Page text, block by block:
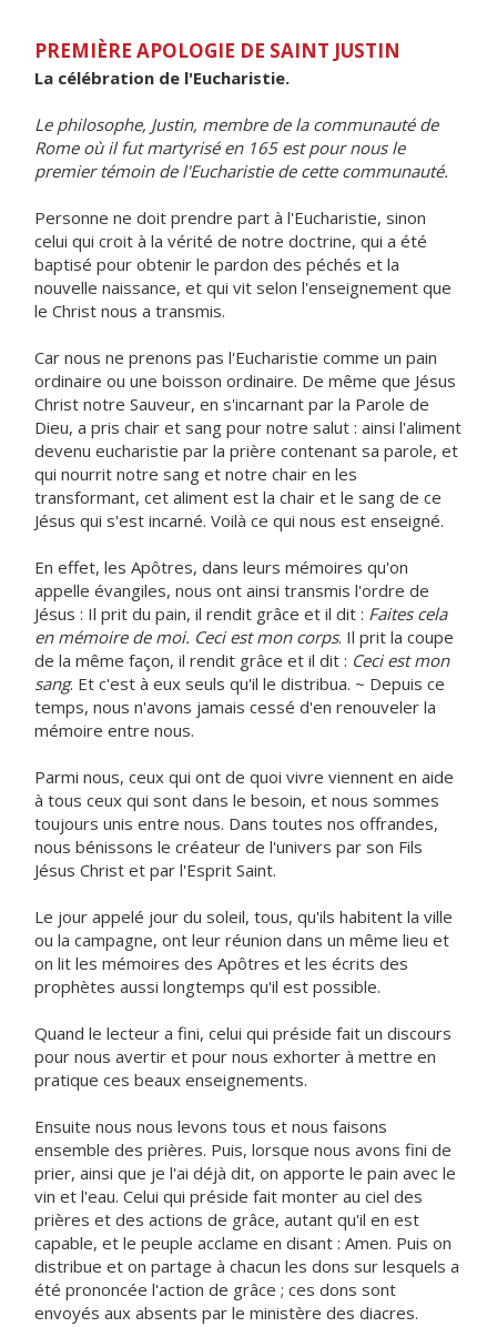
PREMIÈRE APOLOGIE DE SAINT JUSTIN
La célébration de l'Eucharistie.
Le philosophe, Justin, membre de la communauté de
Rome où il fut martyrisé en 165 est pour nous le
premier témoin de l'Eucharistie de cette communauté.
Personne ne doit prendre part à l'Eucharistie, sinon
celui qui croit à la vérité de notre doctrine, qui a été
baptisé pour obtenir le pardon des péchés et la
nouvelle naissance, et qui vit selon l'enseignement que
le Christ nous a transmis.
Car nous ne prenons pas l'Eucharistie comme un pain
ordinaire ou une boisson ordinaire. De même que Jésus
Christ notre Sauveur, en s'incarnant par la Parole de
Dieu, a pris chair et sang pour notre salut : ainsi l'aliment
devenu eucharistie par la prière contenant sa parole, et
qui nourrit notre sang et notre chair en les
transformant, cet aliment est la chair et le sang de ce
Jésus qui s'est incarné. Voilà ce qui nous est enseigné.
En effet, les Apôtres, dans leurs mémoires qu'on
appelle évangiles, nous ont ainsi transmis l'ordre de
Jésus : Il prit du pain, il rendit grâce et il dit : Faites cela
en mémoire de moi. Ceci est mon corps. Il prit la coupe
de la même façon, il rendit grâce et il dit : Ceci est mon
sang. Et c'est à eux seuls qu'il le distribua. ~ Depuis ce
temps, nous n'avons jamais cessé d'en renouveler la
mémoire entre nous.
Parmi nous, ceux qui ont de quoi vivre viennent en aide
à tous ceux qui sont dans le besoin, et nous sommes
toujours unis entre nous. Dans toutes nos offrandes,
nous bénissons le créateur de l'univers par son Fils
Jésus Christ et par l'Esprit Saint.
Le jour appelé jour du soleil, tous, qu'ils habitent la ville
ou la campagne, ont leur réunion dans un même lieu et
on lit les mémoires des Apôtres et les écrits des
prophètes aussi longtemps qu'il est possible.
Quand le lecteur a fini, celui qui préside fait un discours
pour nous avertir et pour nous exhorter à mettre en
pratique ces beaux enseignements.
Ensuite nous nous levons tous et nous faisons
ensemble des prières. Puis, lorsque nous avons fini de
prier, ainsi que je l'ai déjà dit, on apporte le pain avec le
vin et l'eau. Celui qui préside fait monter au ciel des
prières et des actions de grâce, autant qu'il en est
capable, et le peuple acclame en disant : Amen. Puis on
distribue et on partage à chacun les dons sur lesquels a
été prononcée l'action de grâce ; ces dons sont
envoyés aux absents par le ministère des diacres.